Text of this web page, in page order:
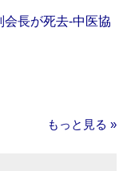
会長が死去‐中医協
もっと見る »